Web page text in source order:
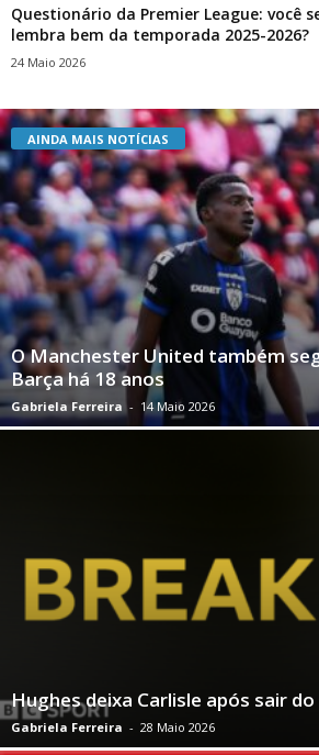
Questionário da Premier League: você
lembra bem da temporada 2025-2026?
24 Maio 2026
AINDA MAIS NOTÍCIAS
O Manchester United também
Barça há 18 anos
Gabriela Ferreira - 14 Maio 2026
Hughes deixa Carlisle após sair
Gabriela Ferreira - 28 Maio 2026